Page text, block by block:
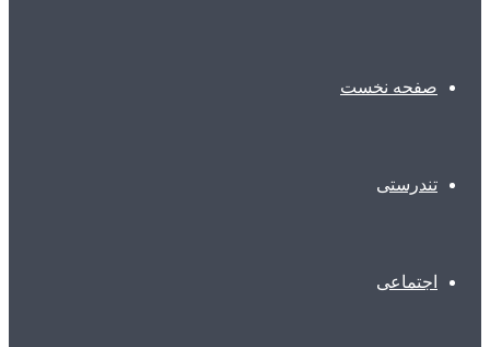
صفحه نخست
تندرستی
اجتماعی